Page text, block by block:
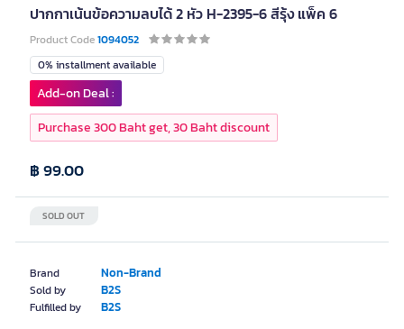
ปากกาเน้นข้อความลบได้ 2 หัว H-2395-6 สีรุ้ง แพ็ค 6
Product Code1094052
Brand Non-Brand
Sold by B2S
Fulfilled by B2S
0% installment available
SOLD OUT
฿ 99.00
Add-on Deal :
Purchase 300 Baht get, 30 Baht discount